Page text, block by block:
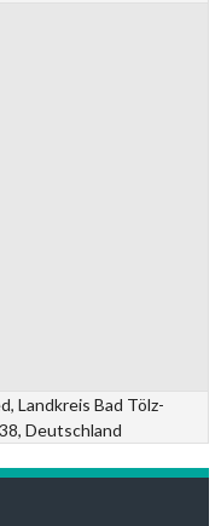
Landkreis Bad Tölz-
Deutschland